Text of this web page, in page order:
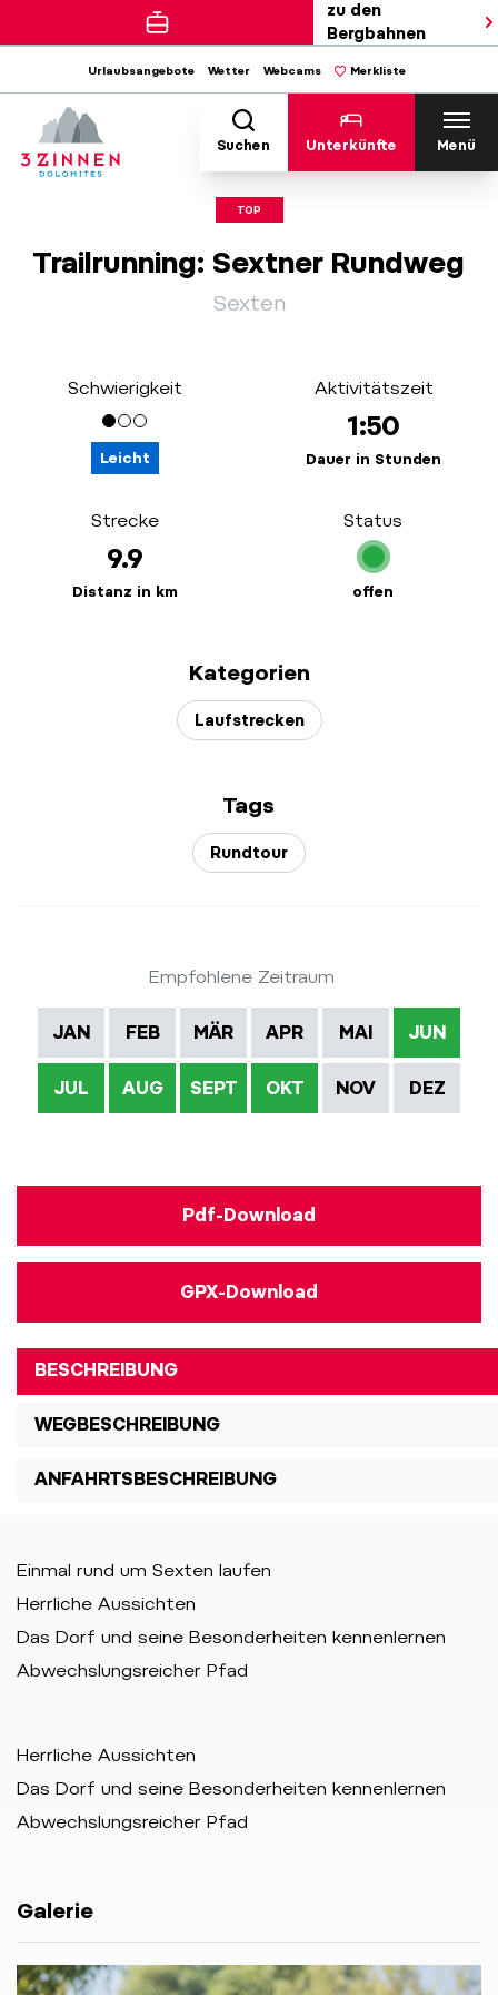
zu den
Bergbahnen
Urlaubsangebote Wetter Webcams Merkliste
Suchen Unterkünfte Menü
TOP
Trailrunning: Sextner Rundweg
Sexten
Schwierigkeit
Leicht
Aktivitätszeit
1:50
Dauer in Stunden
Strecke
9.9
Distanz in km
Status
offen
Kategorien
Laufstrecken
Tags
Rundtour
Empfohlene Zeitraum
JAN FEB MÄR APR MAI JUN
JUL AUG SEPT OKT NOV DEZ
Pdf-Download
GPX-Download
BESCHREIBUNG
WEGBESCHREIBUNG
ANFAHRTSBESCHREIBUNG
Einmal rund um Sexten laufen
Herrliche Aussichten
Das Dorf und seine Besonderheiten kennenlernen
Abwechslungsreicher Pfad
Herrliche Aussichten
Das Dorf und seine Besonderheiten kennenlernen
Abwechslungsreicher Pfad
Galerie